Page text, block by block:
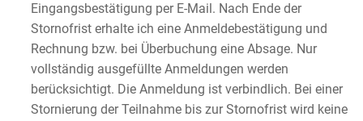
Eingangsbestätigung per E-Mail. Nach Ende der
Stornofrist erhalte ich eine Anmeldebestätigung und
Rechnung bzw. bei Überbuchung eine Absage. Nur
vollständig ausgefüllte Anmeldungen werden
berücksichtigt. Die Anmeldung ist verbindlich. Bei einer
Stornierung der Teilnahme bis zur Stornofrist wird keine